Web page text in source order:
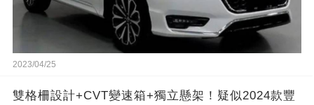
2023/04/25
雙格柵設計+CVT變速箱+獨立懸架！疑似2024款豐